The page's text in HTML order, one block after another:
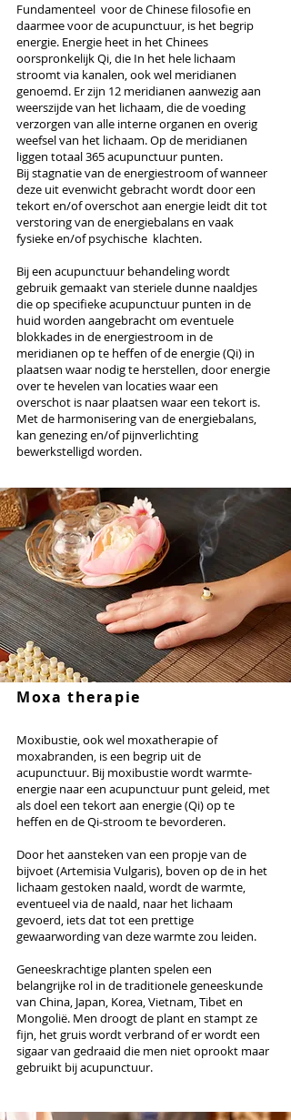
Fundamenteel voor de Chinese filosofie en
daarmee voor de acupunctuur, is het begrip
energie. Energie heet in het Chinees
oorspronkelijk Qi, die In het hele lichaam
stroomt via kanalen, ook wel meridianen
genoemd. Er zijn 12 meridianen aanwezig aan
weerszijde van het lichaam, die de voeding
verzorgen van alle interne organen en overig
weefsel van het lichaam. Op de meridianen
liggen totaal 365 acupunctuur punten.
Bij stagnatie van de energiestroom of wanneer
deze uit evenwicht gebracht wordt door een
tekort en/of overschot aan energie leidt dit tot
verstoring van de energiebalans en vaak
fysieke en/of psychische klachten.
Bij een acupunctuur behandeling wordt
gebruik gemaakt van steriele dunne naaldjes
die op specifieke acupunctuur punten in de
huid worden aangebracht om eventuele
blokkades in de energiestroom in de
meridianen op te heffen of de energie (Qi) in
plaatsen waar nodig te herstellen, door energie
over te hevelen van locaties waar een
overschot is naar plaatsen waar een tekort is.
Met de harmonisering van de energiebalans,
kan genezing en/of pijnverlichting
bewerkstelligd worden.
Moxa therapie
Moxibustie, ook wel moxatherapie of
moxabranden, is een begrip uit de
acupunctuur. Bij moxibustie wordt warmte-
energie naar een acupunctuur punt geleid, met
als doel een tekort aan energie (Qi) op te
heffen en de Qi-stroom te bevorderen.
Door het aansteken van een propje van de
bijvoet (Artemisia Vulgaris), boven op de in het
lichaam gestoken naald, wordt de warmte,
eventueel via de naald, naar het lichaam
gevoerd, iets dat tot een prettige
gewaarwording van deze warmte zou leiden.
Geneeskrachtige planten spelen een
belangrijke rol in de traditionele geneeskunde
van China, Japan, Korea, Vietnam, Tibet en
Mongolië. Men droogt de plant en stampt ze
fijn, het gruis wordt verbrand of er wordt een
sigaar van gedraaid die men niet oprookt maar
gebruikt bij acupunctuur.